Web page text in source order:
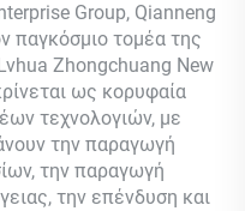
Group, Qianneng
παγκόσμιο τομέα της
Zhongchuang New
ως κορυφαία
τεχνολογιών, με
την παραγωγή
την παραγωγή
την επένδυση και